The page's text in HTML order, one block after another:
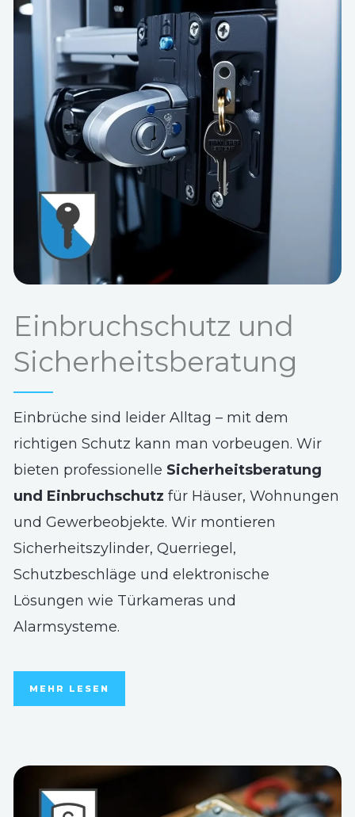
Einbruchschutz und
Sicherheitsberatung
Einbrüche sind leider Alltag – mit dem
richtigen Schutz kann man vorbeugen. Wir
bieten professionelle Sicherheitsberatung
und Einbruchschutz für Häuser, Wohnungen
und Gewerbeobjekte. Wir montieren
Sicherheitszylinder, Querriegel,
Schutzbeschläge und elektronische
Lösungen wie Türkameras und
Alarmsysteme.
MEHR LESEN